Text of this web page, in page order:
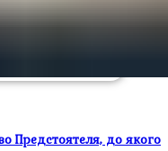
Предстоятеля, до якого